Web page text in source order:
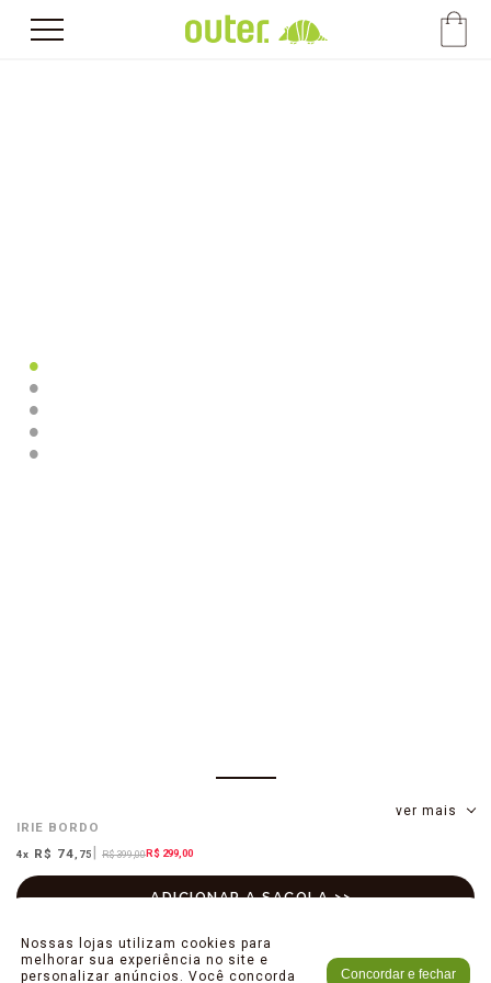
ver mais
IRIE BORDO
R$ 399,00R$ 299,00
4x R$ 74 ,75
Nossas lojas utilizam cookies para
melhorar sua experiência no site e
personalizar anúncios. Você concorda
Concordar e fechar